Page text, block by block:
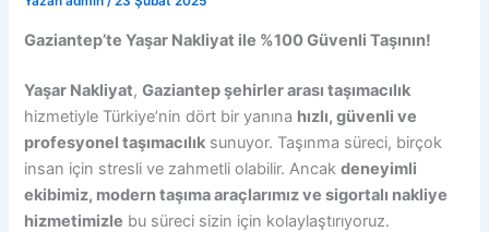
Gaziantep’te Yaşar Nakliyat ile %100 Güvenli Taşının!
Yaşar Nakliyat,Gaziantep şehirler arası taşımacılık
hizmetiyle Türkiye’nin dört bir yanına hızlı, güvenli ve
profesyonel taşımacılık sunuyor. Taşınma süreci, birçok
insan için stresli ve zahmetli olabilir. Ancakdeneyimli
ekibimiz, modern taşıma araçlarımız ve sigortalı nakliye
hizmetimizle bu süreci sizin için kolaylaştırıyoruz.